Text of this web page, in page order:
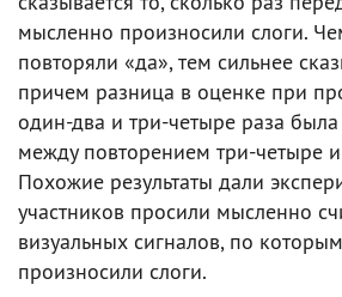
мысленно произносили слоги.
повторяли «да», тем сильнее
причем разница в оценке при
один-два и три-четыре раза
между повторением три-четыре и
Похожие результаты дали
участников просили мысленно
визуальных сигналов, по
произносили слоги.